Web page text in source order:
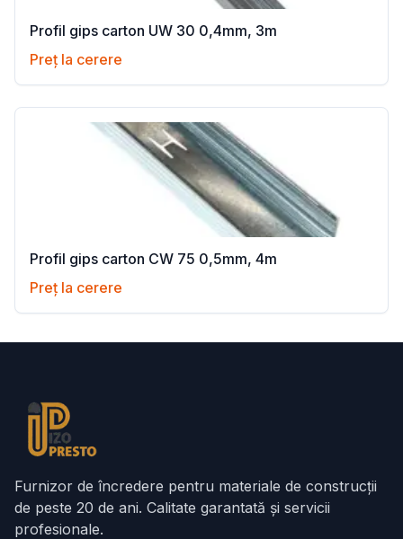
Profil gips carton UW 30 0,4mm, 3m
Preț la cerere
Profil gips carton CW 75 0,5mm, 4m
Preț la cerere
Furnizor de încredere pentru materiale de construcții
de peste 20 de ani. Calitate garantată și servicii
profesionale.